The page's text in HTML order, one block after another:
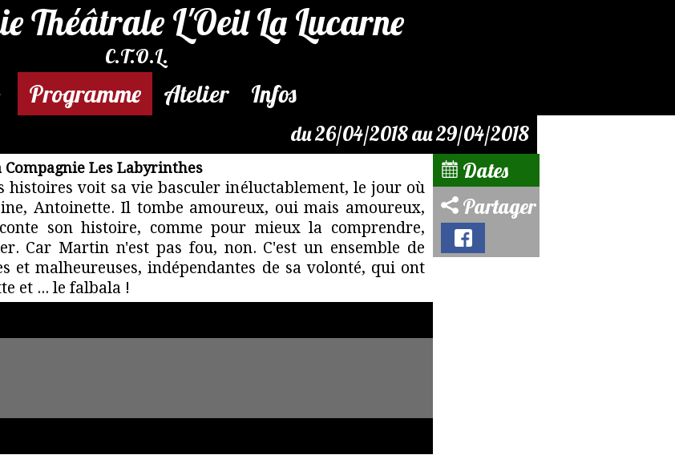
Théâtrale L'Oeil La Lucarne
C.T.O.L.
Programme Atelier
Infos
du 26/04/2018 au 29/04/2018
Les Labyrinthes
histoires voit sa vie basculer inéluctablement, le jour où
Antoinette. Il tombe amoureux, oui mais amoureux,
son histoire, comme pour mieux la comprendre,
Car Martin n'est pas fou, non. C'est un ensemble de
et malheureuses, indépendantes de sa volonté, qui ont
et ... le falbala !
Dates
Partager